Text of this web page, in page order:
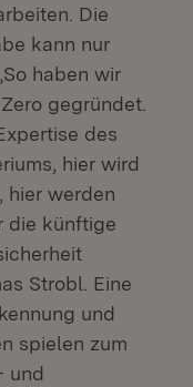
Die
kann nur
haben wir
gegründet.
des
hier wird
hier werden
die künftige
Strobl. Eine
und
spielen zum
und